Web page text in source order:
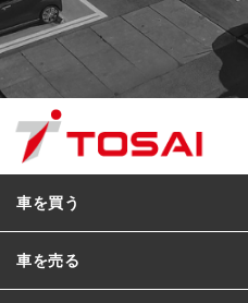
車を買う
車を売る